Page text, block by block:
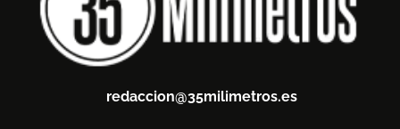
redaccion@35milimetros.es